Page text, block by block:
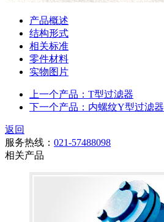
产品概述
结构形式
相关标准
零件材料
实物图片
上一个产品：T型过滤器
下一个产品：内螺纹Y型过滤器
返回
服务热线： 021-57488098
相关产品